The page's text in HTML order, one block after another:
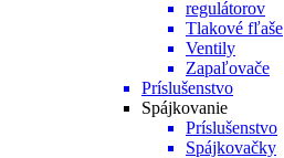
regulátorov
Tlakové fľaše
Ventily
Zapaľovače
Príslušenstvo
Spájkovanie
Príslušenstvo
Spájkovačky